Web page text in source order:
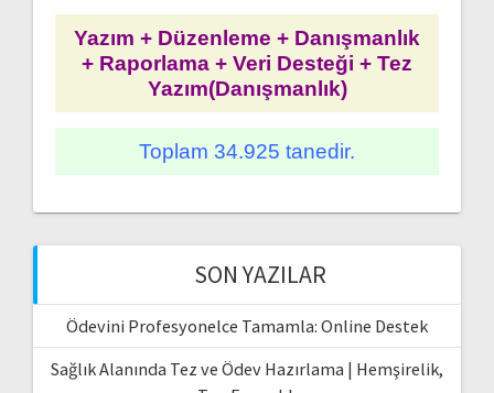
Yazım + Düzenleme + Danışmanlık
+ Raporlama + Veri Desteği + Tez
Yazım(Danışmanlık)
Toplam 34.925 tanedir.
SON YAZILAR
Ödevini Profesyonelce Tamamla: Online Destek
Sağlık Alanında Tez ve Ödev Hazırlama | Hemşirelik,